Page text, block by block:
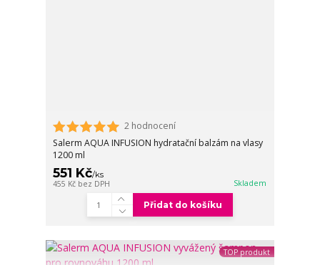
2 hodnocení
Salerm AQUA INFUSION hydratační balzám na vlasy
1200 ml
551 Kč/ks
455 Kč bez DPH Skladem
Přidat do košíku
TOP produkt